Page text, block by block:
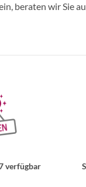
beraten wir Sie
verfügbar